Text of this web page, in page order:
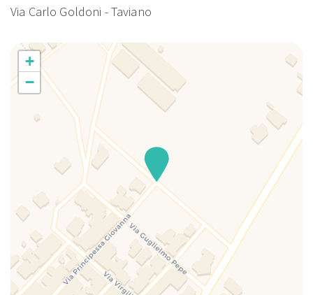
Via Carlo Goldoni - Taviano
+
−